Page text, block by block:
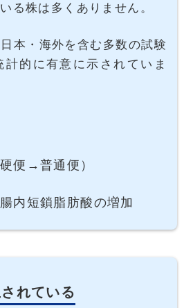
る株は多くありません。
本・海外を含む多数の試験
計的に有意に示されていま
便→普通便）
内短鎖脂肪酸の増加
れている